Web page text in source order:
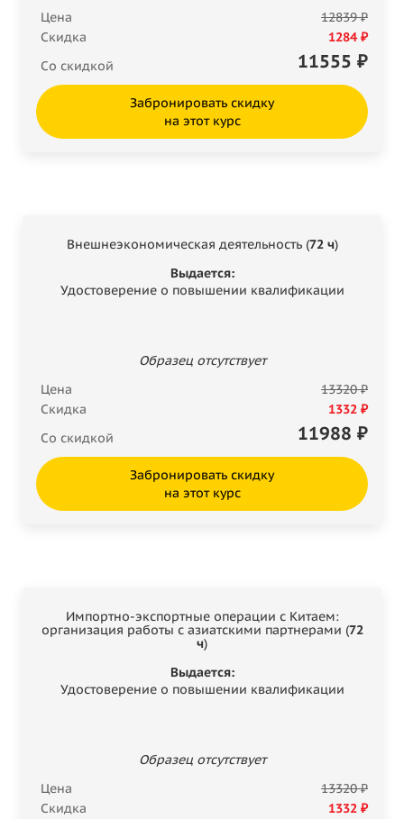
Цена
12839 ₽
Скидка
1284 ₽
Со скидкой
11555 ₽
Забронировать скидку
на этот курс
Внешнеэкономическая деятельность (72 ч)
Выдается:
Удостоверение о повышении квалификации
Образец отсутствует
Цена
13320 ₽
Скидка
1332 ₽
Со скидкой
11988 ₽
Забронировать скидку
на этот курс
Импортно-экспортные операции с Китаем:
организация работы с азиатскими партнерами (72
ч)
Выдается:
Удостоверение о повышении квалификации
Образец отсутствует
Цена
13320 ₽
Скидка
1332 ₽